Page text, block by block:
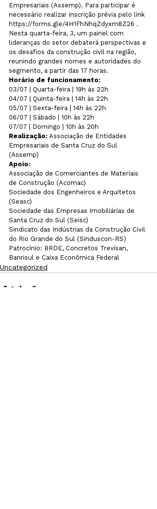
Empresariais (Assemp). Para participar é
necessário realizar inscrição prévia pelo link
https://forms.gle/4H1FhNhqZdyxm8Z26 .
Nesta quarta-feira, 3, um painel com
lideranças do setor debaterá perspectivas e
os desafios da construção civil na região,
reunindo grandes nomes e autoridades do
segmento, a partir das 17 horas.
Horário de funcionamento:
03/07 | Quarta-feira | 19h às 22h
04/07 | Quinta-feira | 14h às 22h
05/07 | Sexta-feira | 14h às 22h
06/07 | Sábado | 10h às 22h
07/07 | Domingo | 10h às 20h
Realização: Associação de Entidades
Empresariais de Santa Cruz do Sul
(Assemp)
Apoio:
Associação de Comerciantes de Materiais
de Construção (Acomac)
Sociedade dos Engenheiros e Arquitetos
(Seasc)
Sociedade das Empresas Imobiliárias de
Santa Cruz do Sul (Seisc)
Sindicato das Indústrias da Construção Civil
do Rio Grande do Sul (Sinduscon-RS)
Patrocínio: BRDE, Concretos Trevisan,
Banrisul e Caixa Econômica Federal
Uncategorized